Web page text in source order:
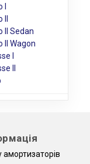
II Sedan
II Wagon
I
II
амортизаторів